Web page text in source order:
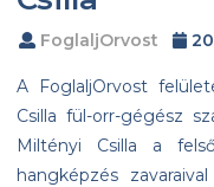
FoglaljOrvost
A FoglaljOrvost
Csilla fül-orr-gégész
Miltényi Csilla a
hangképzés